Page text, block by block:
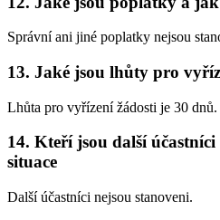
Správní ani jiné poplatky nejsou
13. Jaké jsou lhůty pro
Lhůta pro vyřízení žádosti je 30 dnů.
14. Kteří jsou další
situace
Další účastníci nejsou stanoveni.